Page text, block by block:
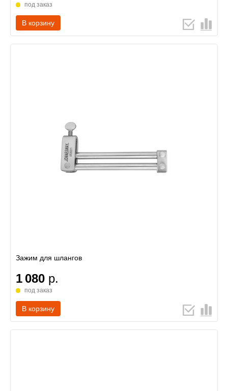
под заказ
В корзину
Зажим для шлангов
1 080 р.
под заказ
В корзину